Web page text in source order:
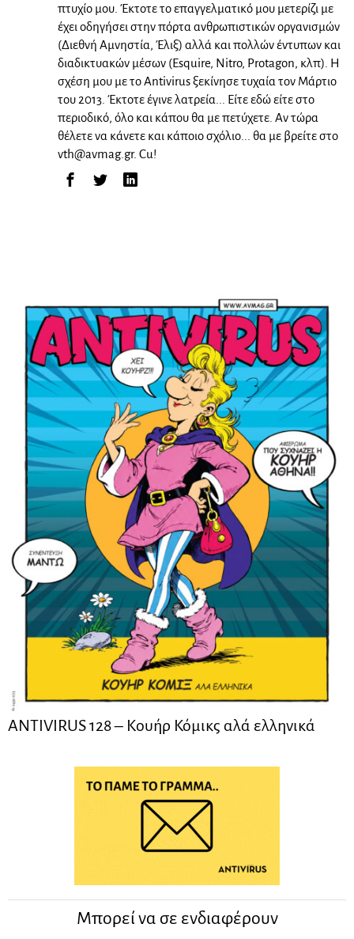
πτυχίο μου. Έκτοτε το επαγγελματικό μου μετερίζι με
έχει οδηγήσει στην πόρτα ανθρωπιστικών οργανισμών
(Διεθνή Αμνηστία, Έλιξ) αλλά και πολλών έντυπων και
διαδικτυακών μέσων (Esquire, Nitro, Protagon, κλπ). Η
σχέση μου με το Antivirus ξεκίνησε τυχαία τον Μάρτιο
του 2013. Έκτοτε έγινε λατρεία... Είτε εδώ είτε στο
περιοδικό, όλο και κάπου θα με πετύχετε. Αν τώρα
θέλετε να κάνετε και κάποιο σχόλιο... θα με βρείτε στο
vth@avmag.gr. Cu!
ANTIVIRUS 128 – Kουήρ Κόμικς αλά ελληνικά
Μπορεί να σε ενδιαφέρουν